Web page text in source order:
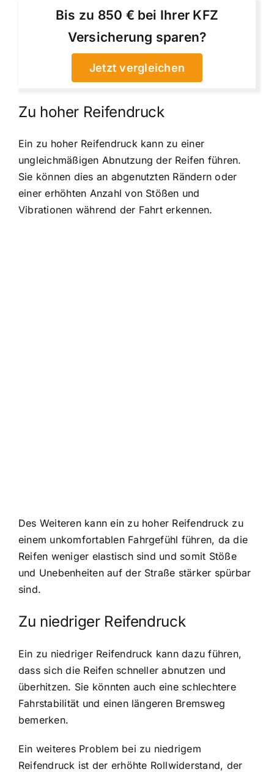
Bis zu 850 € bei Ihrer KFZ
Versicherung sparen?
Jetzt vergleichen
Zu hoher Reifendruck
Ein zu hoher Reifendruck kann zu einer
ungleichmäßigen Abnutzung der Reifen führen.
Sie können dies an abgenutzten Rändern oder
einer erhöhten Anzahl von Stößen und
Vibrationen während der Fahrt erkennen.
Des Weiteren kann ein zu hoher Reifendruck zu
einem unkomfortablen Fahrgefühl führen, da die
Reifen weniger elastisch sind und somit Stöße
und Unebenheiten auf der Straße stärker spürbar
sind.
Zu niedriger Reifendruck
Ein zu niedriger Reifendruck kann dazu führen,
dass sich die Reifen schneller abnutzen und
überhitzen. Sie könnten auch eine schlechtere
Fahrstabilität und einen längeren Bremsweg
bemerken.
Ein weiteres Problem bei zu niedrigem
Reifendruck ist der erhöhte Rollwiderstand, der